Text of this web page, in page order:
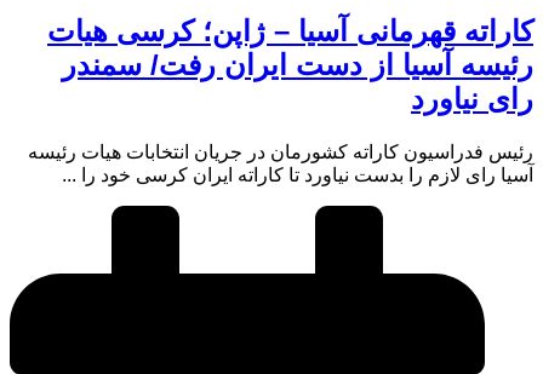
کاراته قهرمانی آسیا – ژاپن؛ کرسی هیات
رئیسه آسیا از دست ایران رفت/ سمندر
رای نیاورد
رئیس فدراسیون کاراته کشورمان در جریان انتخابات هیات رئیسه
آسیا رای لازم را بدست نیاورد تا کاراته ایران کرسی خود را ...